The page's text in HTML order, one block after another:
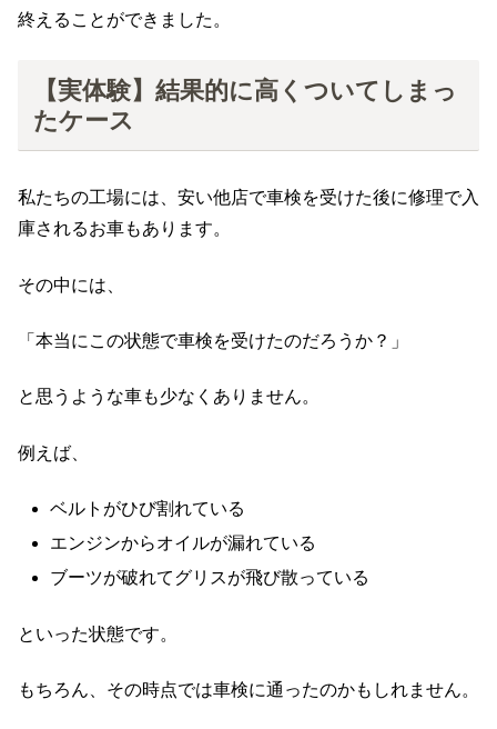
終えることができました。
【実体験】結果的に高くついてしまっ
たケース
私たちの工場には、安い他店で車検を受けた後に修理で入
庫されるお車もあります。
その中には、
「本当にこの状態で車検を受けたのだろうか？」
と思うような車も少なくありません。
例えば、
ベルトがひび割れている
エンジンからオイルが漏れている
ブーツが破れてグリスが飛び散っている
といった状態です。
もちろん、その時点では車検に通ったのかもしれません。